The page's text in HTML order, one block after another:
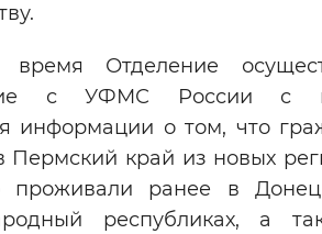
Отделение
с УФМС России с
информации о том, что
Пермский край из новых
проживали ранее в
республиках, а